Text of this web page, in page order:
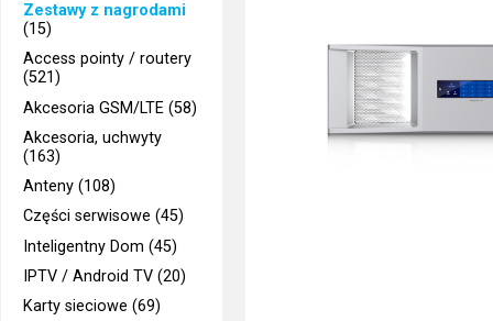
Zestawy z nagrodami
(15)
Access pointy / routery
(521)
Akcesoria GSM/LTE (58)
Akcesoria, uchwyty
(163)
Anteny (108)
Części serwisowe (45)
Inteligentny Dom (45)
IPTV / Android TV (20)
Karty sieciowe (69)